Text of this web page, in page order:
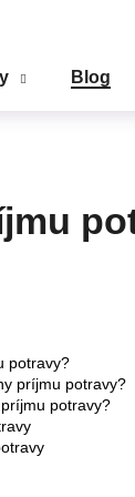
Blog
potravy?
príjmu potravy?
potravy?
nájsť?